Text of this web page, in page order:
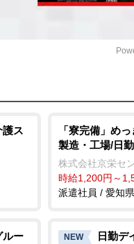
護ス
「寮完備」め
製造・工場/日
株式会社京栄セ
時給1,200円～
派遣社員 / 愛知県
ルー NEW
日勤デ